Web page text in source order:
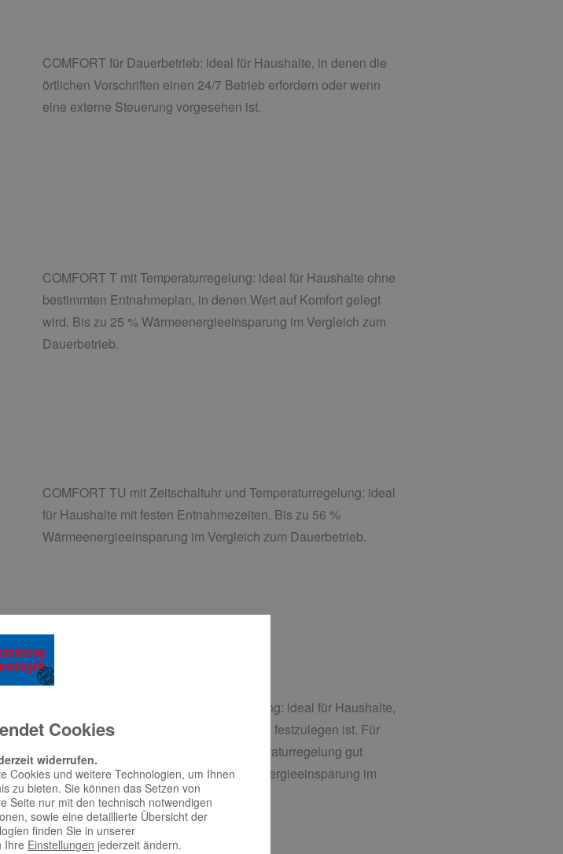
COMFORT für Dauerbetrieb: ideal für Haushalte, in denen die
örtlichen Vorschriften einen 24/7 Betrieb erfordern oder wenn
eine externe Steuerung vorgesehen ist.
COMFORT T mit Temperaturregelung: ideal für Haushalte ohne
bestimmten Entnahmeplan, in denen Wert auf Komfort gelegt
wird. Bis zu 25 % Wärmeenergieeinsparung im Vergleich zum
Dauerbetrieb.
COMFORT TU mit Zeitschaltuhr und Temperaturregelung: ideal
für Haushalte mit festen Entnahmezeiten. Bis zu 56 %
Wärmeenergieeinsparung im Vergleich zum Dauerbetrieb.
COMFORT TA mit AUTOADAPT-Regelung: ideal für Haushalte,
in denen der Entnahmeplan nicht einfach festzulegen ist. Für
Ferienhäuser ist eine zusätzliche Temperaturregelung gut
geeignet. Bis zu 67 % weniger Wärmeenergieeinsparung im
Vergleich zum Dauerbetrieb.
Cookies
widerrufen.
Cookies und weitere Technologien, um Ihnen
zu bieten. Sie können das Setzen von
Seite nur mit den technisch notwendigen
sowie eine detaillierte Übersicht der
finden Sie in unserer
Ihre Einstellungen jederzeit ändern.